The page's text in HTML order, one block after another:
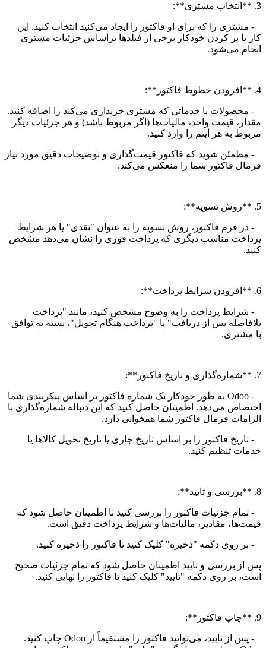
3. **انتخاب مشتری**:
- مشتری را که برای او فاکتور را ایجاد می‌کنید انتخاب کنید. این
کار با پر کردن خودکار برخی از فیلدها براساس جزئیات مشتری
انجام می‌شود.
4. **افزودن خطوط فاکتور**:
- محصولات یا خدماتی که مشتری خریداری می‌کند را اضافه کنید.
مقدار، قیمت واحد، مالیات‌ها (اگر مربوط باشد) و هر جزئیات دیگر
مربوط به هر آیتم را وارد کنید.
- مطمئن شوید که فاکتور قیمت‌گذاری و توضیحات دقیق مورد نیاز
فرمال فاکتور شما را منعکس می‌کند.
5. **روش تسویه**:
- در فرم فاکتور، روش تسویه را به عنوان "نقدی" یا هر شرایط
پرداخت مناسب دیگری که پرداخت فوری را نشان می‌دهد مشخص
کنید.
6. **افزودن شرایط پرداخت**:
- شرایط پرداخت را به وضوح مشخص کنید، مانند "پرداخت
بلافاصله پس از دریافت" یا "پرداخت هنگام تحویل"، بسته به توافق
با مشتری.
7. **شماره‌گذاری و تاریخ فاکتور**:
- Odoo به طور خودکار یک شماره فاکتور بر اساس پیکربندی شما
اختصاص می‌دهد. اطمینان حاصل کنید که این دنباله شماره‌گذاری با
الزامات فرمال فاکتور شما همخوانی دارد.
- تاریخ فاکتور را بر اساس تاریخ جاری یا تاریخ تحویل کالاها یا
خدمات تنظیم کنید.
8. **بررسی و تایید**:
- تمام جزئیات فاکتور را بررسی کنید تا اطمینان حاصل شود که
قیمت‌ها، مقادیر، مالیات‌ها و شرایط پرداخت دقیق است.
- بر روی دکمه "ذخیره" کلیک کنید تا فاکتور را ذخیره کنید.
پس از بررسی و تایید اطمینان حاصل شود که تمام جزئیات صحیح
است، بر روی دکمه "تایید" کلیک کنید تا فاکتور را نهایی کنید.
9. **چاپ فاکتور**:
- پس از تایید، می‌توانید فاکتور را مستقیماً از Odoo چاپ کنید.